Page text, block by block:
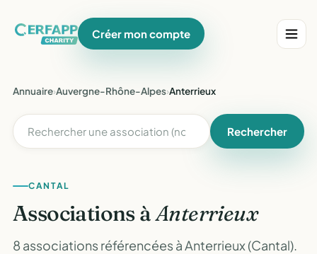
Créer mon compte
Annuaire›Auvergne-Rhône-Alpes›Anterrieux
Rechercher
CANTAL
Associations àAnterrieux
8 associations référencées à Anterrieux (Cantal).